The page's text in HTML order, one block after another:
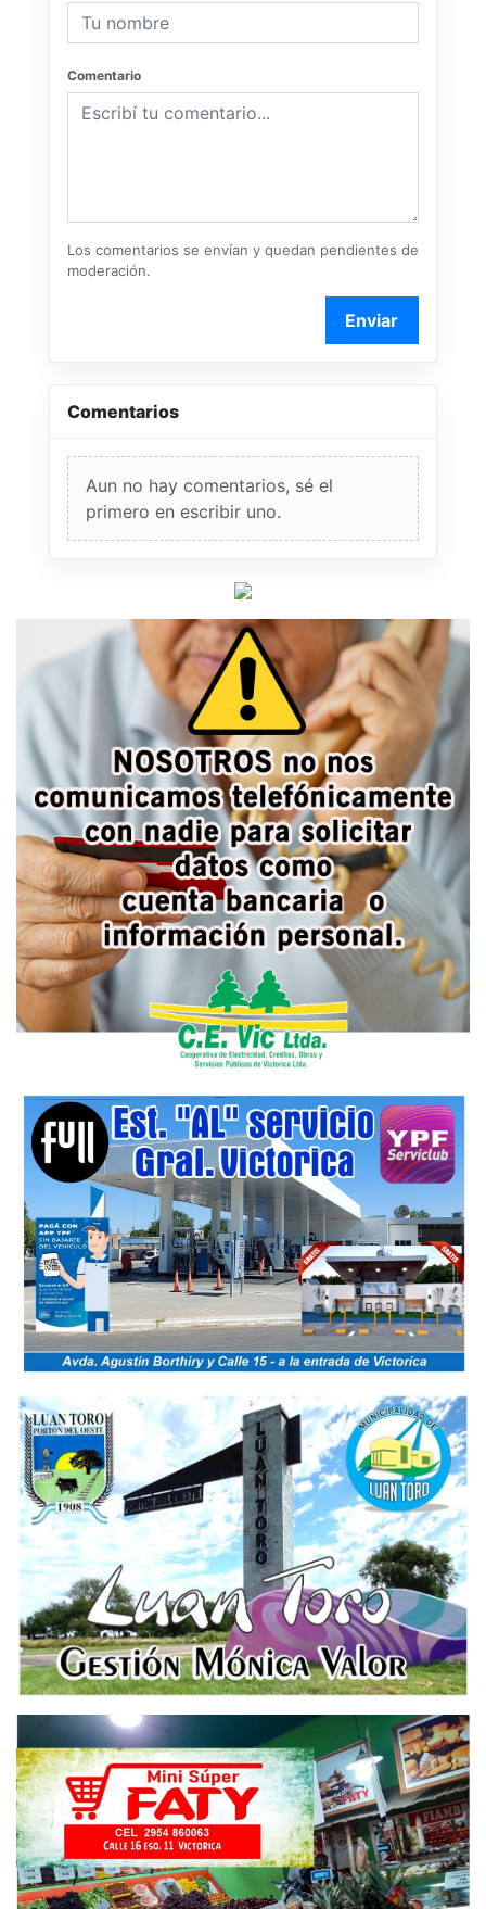
Comentario
Los comentarios se envían y quedan pendientes de
moderación.
Enviar
Comentarios
Aun no hay comentarios, sé el
primero en escribir uno.